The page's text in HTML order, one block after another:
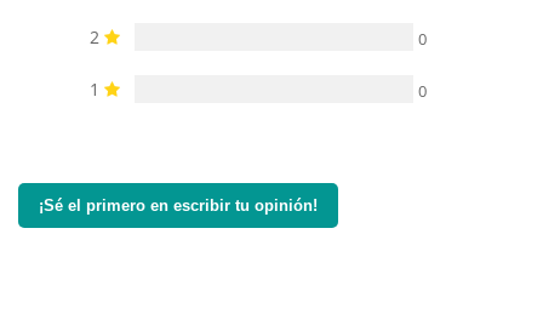
2 0
1 0
¡Sé el primero en escribir tu opinión!